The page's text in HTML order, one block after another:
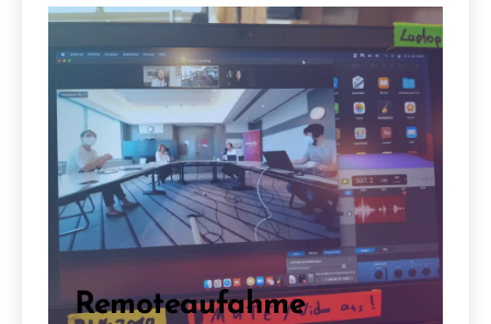
Remoteaufahme